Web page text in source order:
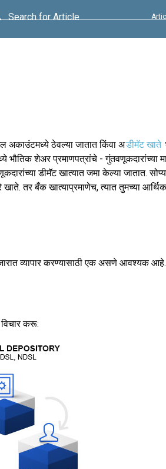
Search for Article
अकाउंटमध्ये ठेवल्या जातात किंवा अडीमॅट खाते
भौतिक शेअर प्रमाणपत्रांचे -
डीमॅट खात्यात जमा केल्या जातात.
तर बँक खात्याप्रमाणेच, त्यात तुमच्या
व्यापार करण्यासाठी एक असणे आवश्यक आहे.
करू: